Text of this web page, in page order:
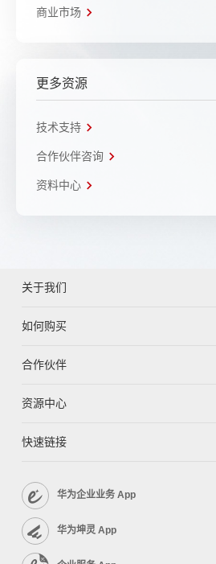
商业市场
更多资源
技术支持
合作伙伴咨询
资料中心
关于我们
如何购买
合作伙伴
资源中心
快速链接
华为企业业务 App
华为坤灵 App